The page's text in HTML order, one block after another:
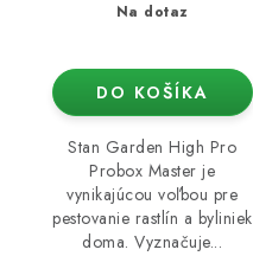
Na dotaz
DO KOŠÍKA
Stan Garden High Pro
Probox Master je
vynikajúcou voľbou pre
pestovanie rastlín a byliniek
doma. Vyznačuje...